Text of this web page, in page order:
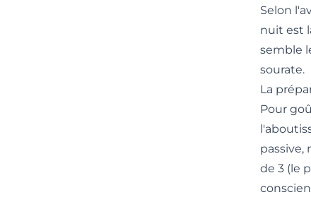
Selon
nuit est
semble
sourate.
La
Pour
passive,
de 3 (le